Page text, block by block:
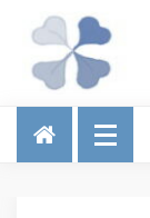
Talous